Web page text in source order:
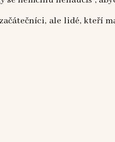
ale lidé, kteří